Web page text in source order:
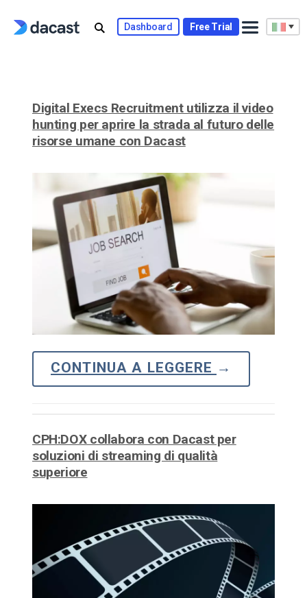
Dashboard Free Trial
Digital Execs Recruitment utilizza il video
hunting per aprire la strada al futuro delle
risorse umane con Dacast
CONTINUA A LEGGERE →
CPH:DOX collabora con Dacast per
soluzioni di streaming di qualità
superiore